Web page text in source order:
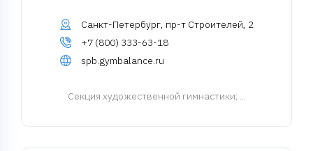
Санкт-Петербург, пр-т Строителей, 2
+7 (800) 333-63-18
spb.gymbalance.ru
Cекция художественной гимнастики; ...